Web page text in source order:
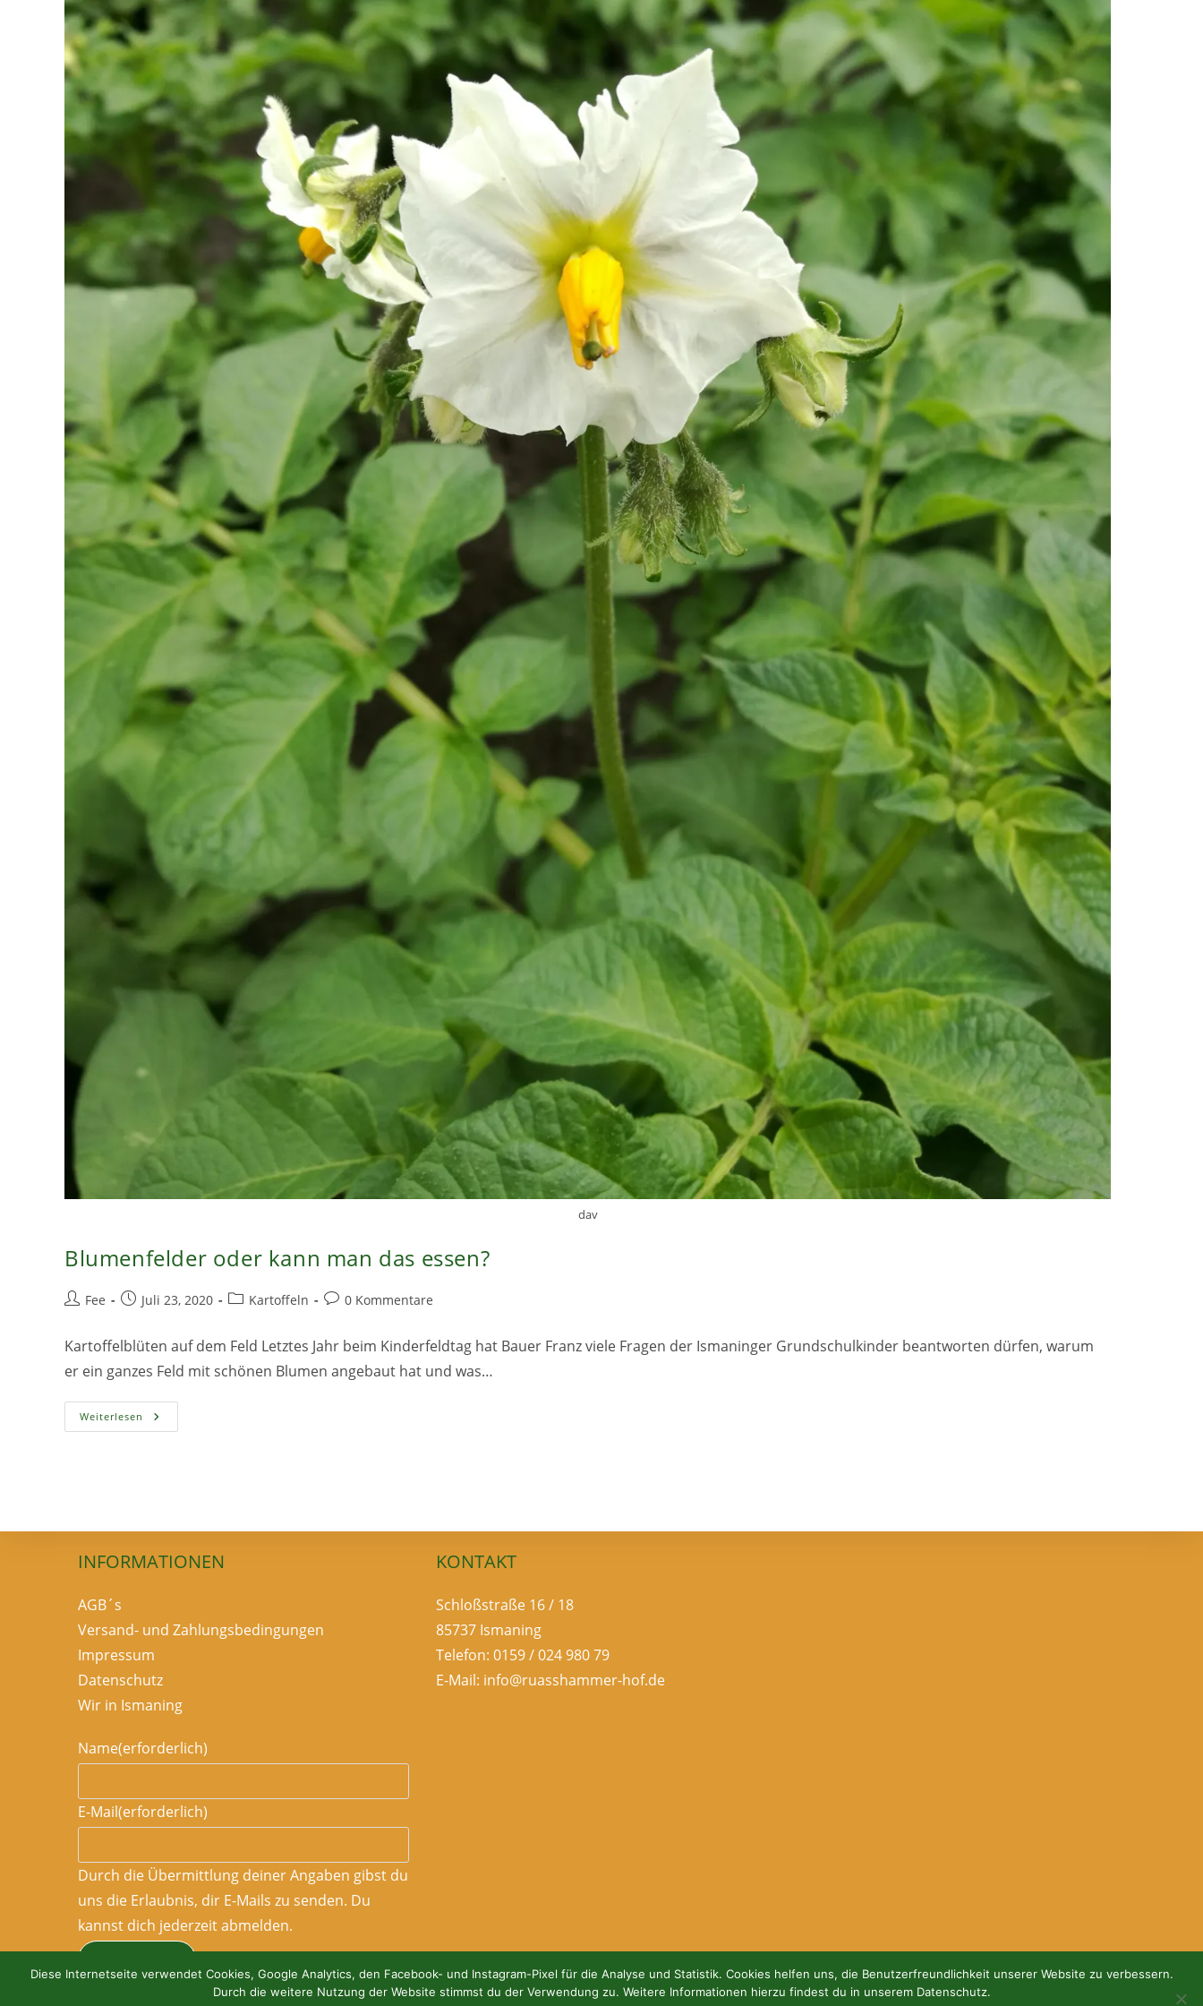
dav
Blumenfelder oder kann man das essen?
Beitrags-
Fee
BeitragJuli 23, 2020
Beitrags-
Kartoffeln
Beitrags-
0 Kommentare
Kartoffelblüten auf dem Feld Letztes Jahr beim Kinderfeldtag hat Bauer Franz viele Fragen der Ismaninger Grundschulkinder beantworten dürfen, warum
er ein ganzes Feld mit schönen Blumen angebaut hat und was…
Weiterlesen Blumenfelder
Oder
INFORMATIONEN
AGB´s
Versand- und Zahlungsbedingungen
Impressum
Datenschutz
Wir in Ismaning
Name(erforderlich)
E-Mail(erforderlich)
Durch die Übermittlung deiner Angaben gibst du
uns die Erlaubnis, dir E-Mails zu senden. Du
kannst dich jederzeit abmelden.
KONTAKT
Schloßstraße 16 / 18
85737 Ismaning
Telefon: 0159 / 024 980 79
E-Mail: info@ruasshammer-hof.de
Diese Internetseite verwendet Cookies, Google Analytics, den Facebook- und Instagram-Pixel für die Analyse und Statistik. Cookies helfen uns, die Benutzerfreundlichkeit unserer Website zu verbessern.
Durch die weitere Nutzung der Website stimmst du der Verwendung zu. Weitere Informationen hierzu findest du in unserem Datenschutz.